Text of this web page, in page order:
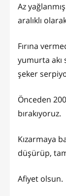
Az
aralıklı
Fırına
yumurta
şeker
Önceden
bırakıyoruz.
Kızarmaya
düşürüp,
Afiyet olsun.